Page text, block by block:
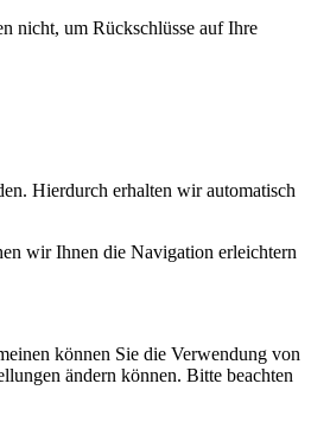
nicht, um Rückschlüsse auf Ihre
Hierdurch erhalten wir automatisch
wir Ihnen die Navigation erleichtern
können Sie die Verwendung von
ändern können. Bitte beachten